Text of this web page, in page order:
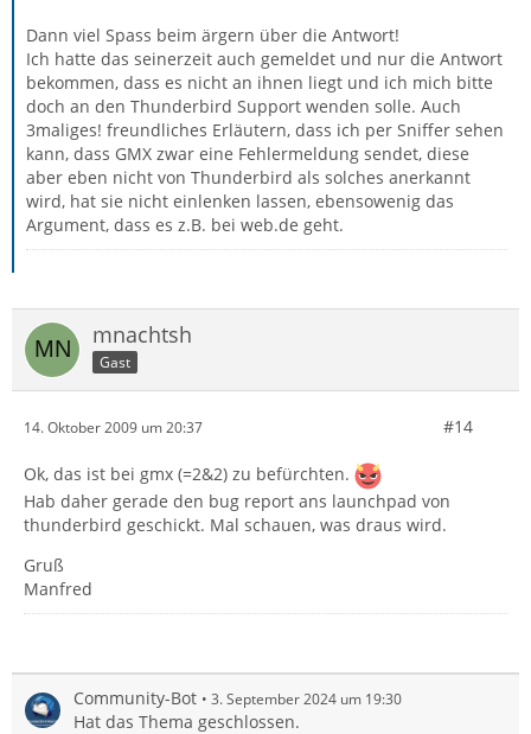
Dann viel Spass beim ärgern über die Antwort!
Ich hatte das seinerzeit auch gemeldet und nur die Antwort
bekommen, dass es nicht an ihnen liegt und ich mich bitte
doch an den Thunderbird Support wenden solle. Auch
3maliges! freundliches Erläutern, dass ich per Sniffer sehen
kann, dass GMX zwar eine Fehlermeldung sendet, diese
aber eben nicht von Thunderbird als solches anerkannt
wird, hat sie nicht einlenken lassen, ebensowenig das
Argument, dass es z.B. bei web.de geht.
mnachtsh
Gast
14. Oktober 2009 um 20:37 #14
Ok, das ist bei gmx (=2&2) zu befürchten.
Hab daher gerade den bug report ans launchpad von
thunderbird geschickt. Mal schauen, was draus wird.
Gruß
Manfred
Community-Bot 3. September 2024 um 19:30
Hat das Thema geschlossen.